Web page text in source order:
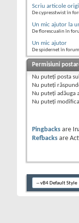
Scriu articole
De cypresstwist în
Un mic ajutor la
De florescualin în
Un mic ajutor
De spidernet în
Permisiuni
Nu puteţi posta
Nu puteţi
Nu puteţi adăuga
Nu puteţi
Pingbacks are
Refbacks are